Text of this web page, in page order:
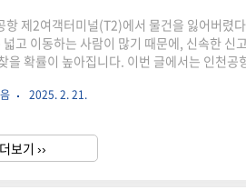
항 제2여객터미널(T2)에서 물건을 잃어버렸
넓고 이동하는 사람이 많기 때문에, 신속한 신
을 확률이 높아집니다. 이번 글에서는 인천
지 읽어보세요! 🔽 잃어버린 물건을 조회해 볼
요합니다. 인천공항 2터미널에서는 항공사,
관리합니다. 2. 인천공항 제2터미널 분실물센
2025. 2. 21.
더보기 ››